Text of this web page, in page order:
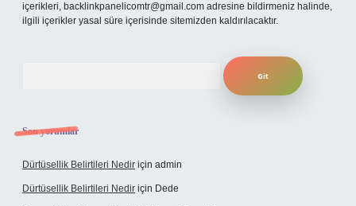
içerikleri, backlinkpanelicomtr@gmail.com adresine bildirmeniz halinde,
ilgili içerikler yasal süre içerisinde sitemizden kaldırılacaktır.
Son yorumlar
Dürtüsellik Belirtileri Nedir için admin
Dürtüsellik Belirtileri Nedir için Dede